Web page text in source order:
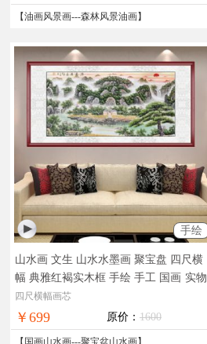
【油画风景画---森林风景油画】
手绘
山水画 文生 山水水墨画 聚宝盘 四尺横
幅 典雅红褐实木框 手绘 手工 国画 实物
拍摄，现货图片，在线支付，全国免邮
四尺横幅画芯
￥699 原价： 1600
【 国画山水画---聚宝盆山水画】